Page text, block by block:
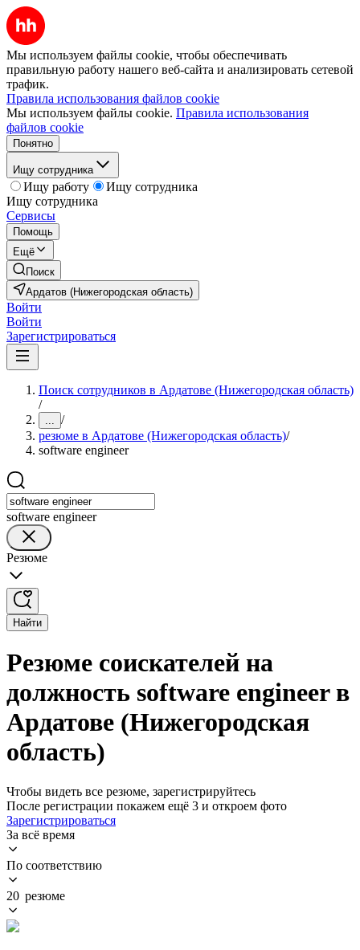
Мы используем файлы cookie, чтобы обеспечивать
правильную работу нашего веб-сайта и анализировать сетевой
трафик.
Правила использования файлов cookie
Мы используем файлы cookie. Правила использования
файлов cookie
Понятно
Ищу сотрудника
Ищу работу
Ищу сотрудника
Ищу сотрудника
Сервисы
Помощь
Ещё
Поиск
Ардатов (Нижегородская область)
Войти
Войти
Зарегистрироваться
Поиск сотрудников в Ардатове (Нижегородская область)
/
... /
резюме в Ардатове (Нижегородская область)/
software engineer
software engineer
Резюме
Найти
Резюме соискателей на
должность software engineer в
Ардатове (Нижегородская
область)
Чтобы видеть все резюме, зарегистрируйтесь
После регистрации покажем ещё 3 и откроем фото
Зарегистрироваться
За всё время
По соответствию
20 резюме